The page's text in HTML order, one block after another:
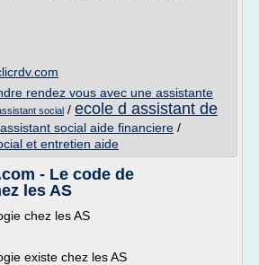
rendez vous avec une assistante
social / ecole d assistant de
assistant social aide financiere /
et entretien aide
- Le code de
les AS
chez les AS
existe chez les AS